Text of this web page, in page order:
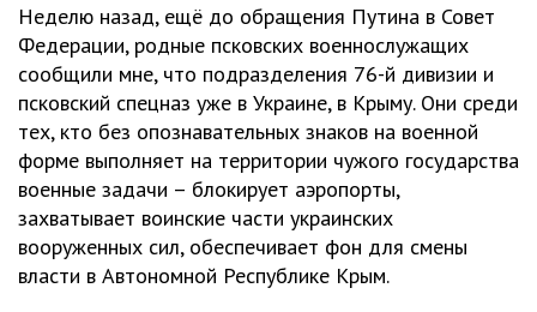
Неделю назад, ещё до обращения Путина в Совет
Федерации, родные псковских военнослужащих
сообщили мне, что подразделения 76-й дивизии и
псковский спецназ уже в Украине, в Крыму. Они среди
тех, кто без опознавательных знаков на военной
форме выполняет на территории чужого государства
военные задачи – блокирует аэропорты,
захватывает воинские части украинских
вооруженных сил, обеспечивает фон для смены
власти в Автономной Республике Крым.